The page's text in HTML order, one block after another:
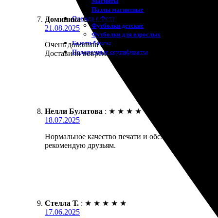
Пазлы магнитные
Одежда с Фото
Футболки детские
Футболки для взрослых
Бьюти-боксы
Подарочные сертификаты
Доминика Селиванова
21.08.2025
Очень довольна своим заказом. Печать
Доставили вовремя, все без повреждений. Выбор
Нелли Булатова : ★ ★ ★ ★ ★
18.07.2025
Нормальное качество печати и обслуживающий
рекомендую друзьям.
Стелла Т. : ★ ★ ★ ★ ★
17.06.2025